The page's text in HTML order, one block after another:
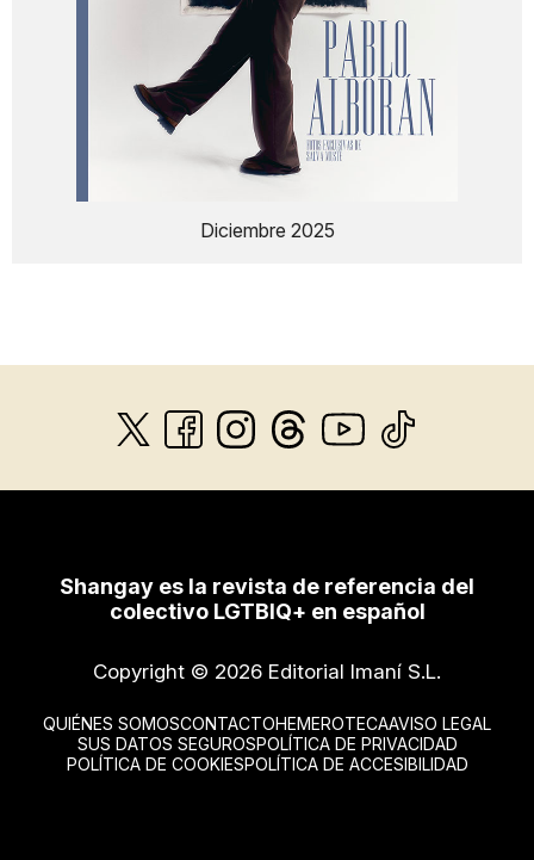
Diciembre 2025
Shangay es la revista de referencia del
colectivo LGTBIQ+ en español
Copyright © 2026 Editorial Imaní S.L.
QUIÉNES SOMOSCONTACTOHEMEROTECAAVISO LEGAL
SUS DATOS SEGUROSPOLÍTICA DE PRIVACIDAD
POLÍTICA DE COOKIESPOLÍTICA DE ACCESIBILIDAD